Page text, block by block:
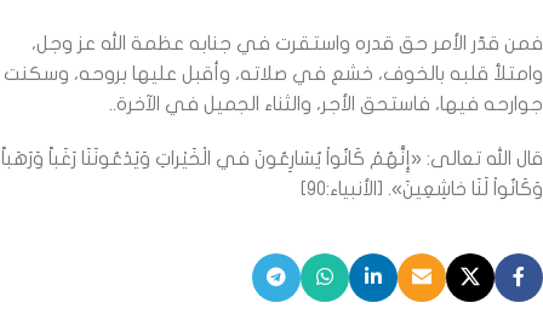
فمن قدّر الأمر حق قدره واستقرت في جنابه عظمة الله عز وجل،
وامتلأ قلبه بالخوف، خشع في صلاته، وأقبل عليها بروحه، وسكنت
جوارحه فيها، فاستحق الأجر، والثناء الجميل في الآخرة..
قال الله تعالى: «إِنَّهُمْ كَانُواْ يُسَارِعُونَ في الْخَيْراتِ وَيَدْعُونَنَا رَغَباً وَرَهَباً
وَكَانُواْ لَنَا خاشِعِينَ». [الأنبياء:90]